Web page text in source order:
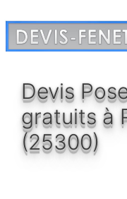
au
contenu
Devis
gratuits à
(25300)